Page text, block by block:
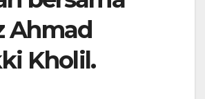
Ahmad
Kholil.